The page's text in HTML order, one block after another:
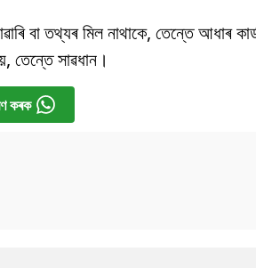
বা তথ্যৰ মিল নাথাকে, তেন্তে আধাৰ
তেন্তে সাৱধান।
কৰক